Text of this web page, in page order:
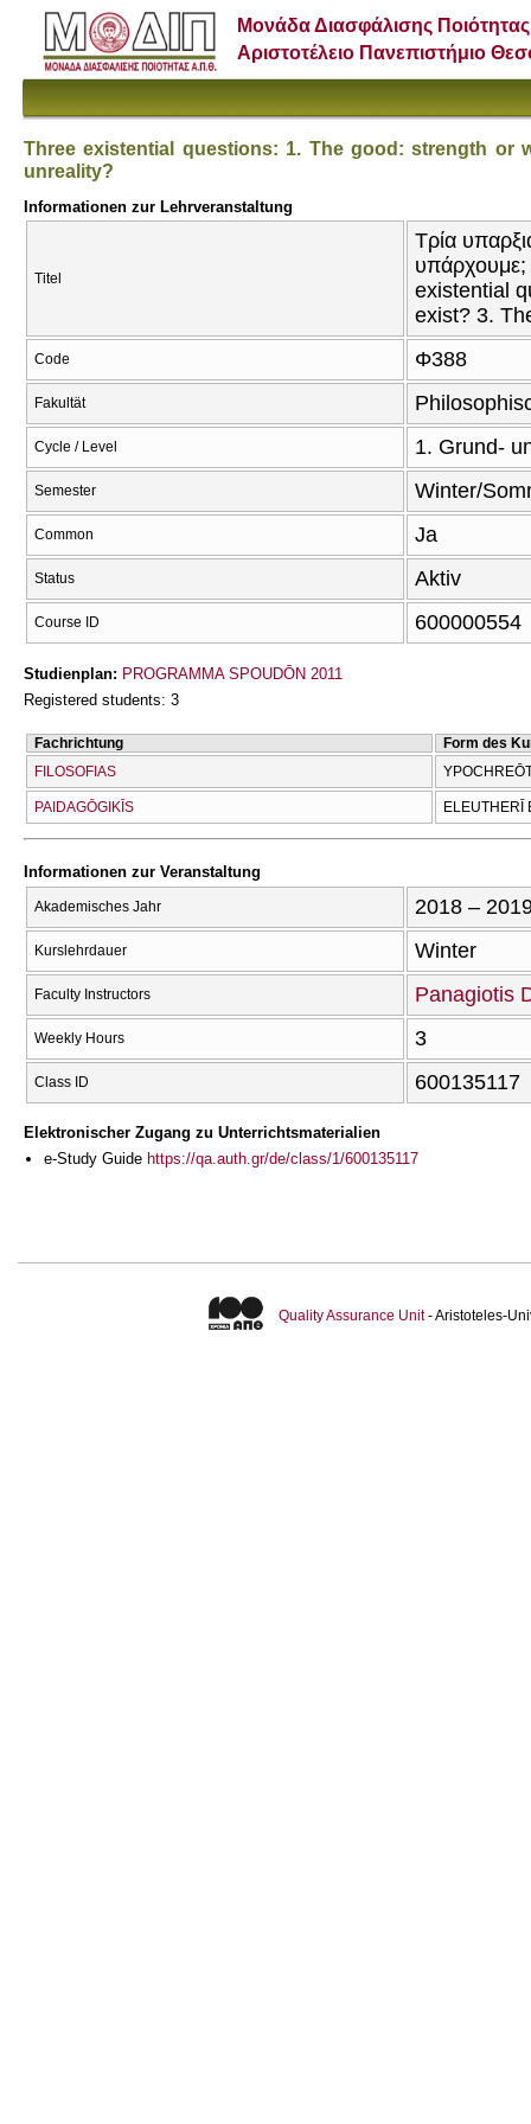
Μονάδα Διασφάλισης Ποιότητας
Αριστοτέλειο Πανεπιστήμιο
Three existential questions: 1. The good: strength or
unreality?
Informationen zur Lehrveranstaltung
Titel
Τρία
υπάρχουμε;
existential
exist? 3.
Code Φ388
Fakultät
Cycle / Level 1. Grund-
Semester Winter/
Common Ja
Status Aktiv
Course ID 600000554
Studienplan: PROGRAMMA SPOUDŌN 2011
Registered students: 3
Fachrichtung
Form des
FILOSOFIAS
PAIDAGŌGIKĪS ELEUTHERĪ
Informationen zur Veranstaltung
Akademisches Jahr 2018 –
Kurslehrdauer Winter
Faculty Instructors Panagiotis
Weekly Hours 3
Class ID 600135117
Elektronischer Zugang zu Unterrichtsmaterialien
e-Study Guide https://qa.auth.gr/de/class/1/600135117
Quality Assurance Unit- Aristoteles-